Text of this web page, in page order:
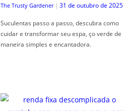
The Trusty Gardener | 31 de outubro de 2025
Suculentas passo a passo, descubra como
cuidar e transformar seu espa, ço verde de
maneira simples e encantadora.